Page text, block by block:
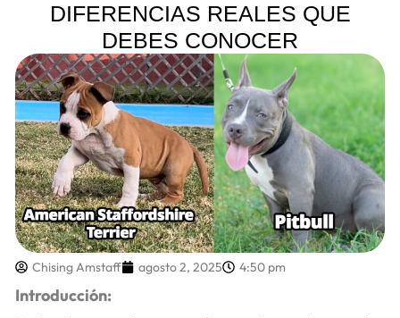
DIFERENCIAS REALES QUE
DEBES CONOCER
Chising Amstaff agosto 2, 2025 4:50 pm
Introducción: